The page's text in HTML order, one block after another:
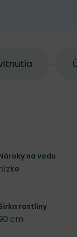
na vodu
nízke
rastliny
cm